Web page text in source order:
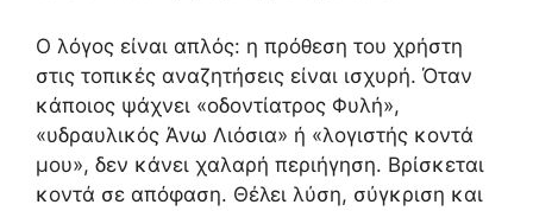
Ο λόγος είναι απλός: η πρόθεση του χρήστη
στις τοπικές αναζητήσεις είναι ισχυρή. Όταν
κάποιος ψάχνει «οδοντίατρος Φυλή»,
«υδραυλικός Άνω Λιόσια» ή «λογιστής κοντά
μου», δεν κάνει χαλαρή περιήγηση. Βρίσκεται
κοντά σε απόφαση. Θέλει λύση, σύγκριση και